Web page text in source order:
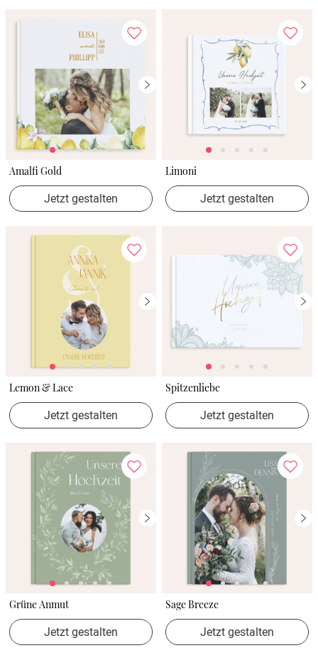
Amalfi Gold
Jetzt gestalten
Limoni
Jetzt gestalten
Lemon & Lace
Jetzt gestalten
Spitzenliebe
Jetzt gestalten
Grüne Anmut
Jetzt gestalten
Sage Breeze
Jetzt gestalten